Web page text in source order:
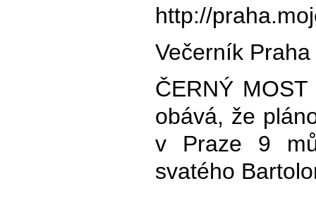
http://
Večerník
ČERNÝ
obává, že
v Praze 9
svatého